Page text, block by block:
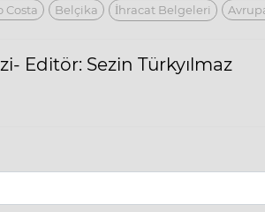
Costa Belçika İhracat Belgeleri
Editör: Sezin Türkyılmaz